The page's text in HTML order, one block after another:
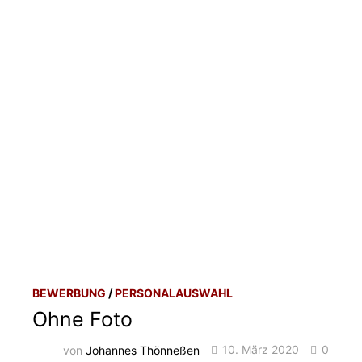
BEWERBUNG /PERSONALAUSWAHL
Ohne Foto
vonJohannes Thönneßen 10. März 2020 0